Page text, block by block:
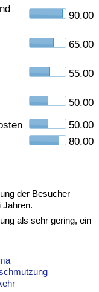
90.00
65.00
55.00
50.00
50.00
80.00
der Besucher
Jahren.
als sehr gering, ein
Land